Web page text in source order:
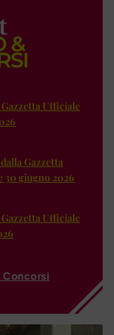
Ufficiale
Gazzetta
30 giugno 2026
Ufficiale
Concorsi